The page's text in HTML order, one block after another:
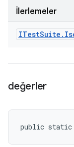
İlerlemeler
ITestSuite .
değerler
public